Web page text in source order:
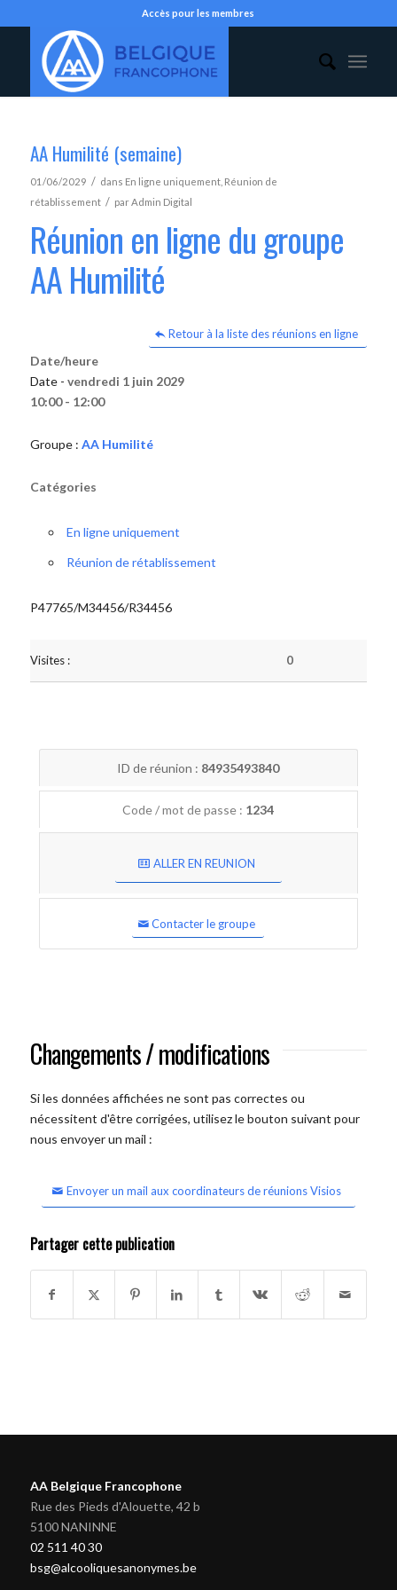
Accès pour les membres
AA Humilité (semaine)
01/06/2029 / dans En ligne uniquement, Réunion de
rétablissement / parAdmin Digital
Réunion en ligne du groupe
AA Humilité
Retour à la liste des réunions en ligne
Date/heure
Date - vendredi 1 juin 2029
10:00 - 12:00
Groupe : AA Humilité
Catégories
En ligne uniquement
Réunion de rétablissement
P47765/M34456/R34456
Visites : 0
ID de réunion : 84935493840
Code / mot de passe : 1234
ALLER EN REUNION
Contacter le groupe
Changements / modifications
Si les données affichées ne sont pas correctes ou
nécessitent d'être corrigées, utilisez le bouton suivant pour
nous envoyer un mail :
Envoyer un mail aux coordinateurs de réunions Visios
Partager cette publication
AA Belgique Francophone
Rue des Pieds d'Alouette, 42 b
5100 NANINNE
02 511 40 30
bsg@alcooliquesanonymes.be